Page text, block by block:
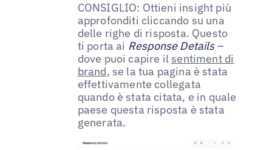
CONSIGLIO: Ottieni insight più
approfonditi cliccando su una
delle righe di risposta. Questo
ti porta ai Response Details–
dove puoi capire il sentiment di
brand, se la tua pagina è stata
effettivamente collegata
quando è stata citata, e in quale
paese questa risposta è stata
generata.